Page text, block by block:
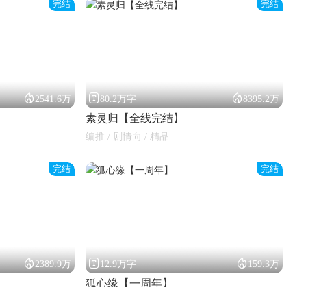
完结
2541.6万
完结
80.2万字 8395.2万
素灵归【全线完结】
编推 / 剧情向 / 精品
完结
2389.9万
完结
12.9万字 159.3万
狐心缘【一周年】